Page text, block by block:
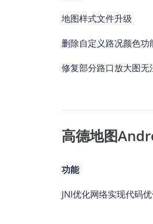
地图样式文件升级
删除自定义路况颜色功
修复部分路口放大图无
高德地图
功能
JNI优化网络实现代码